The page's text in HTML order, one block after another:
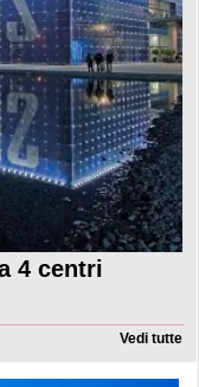
4 centri
Vedi tutte